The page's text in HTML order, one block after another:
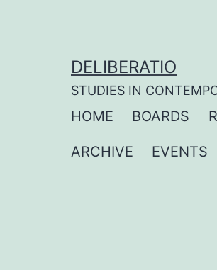
DELIBERATIO
STUDIES IN
HOME BOARDS
ARCHIVE EVENTS